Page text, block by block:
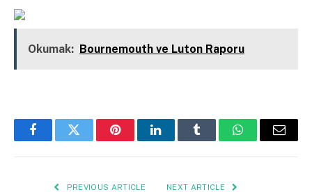
Okumak: Bournemouth ve Luton Raporu
FacebookTwitter PinterestLinkedInTumblr WhatsAppEmail
PREVIOUS ARTICLE NEXT ARTICLE